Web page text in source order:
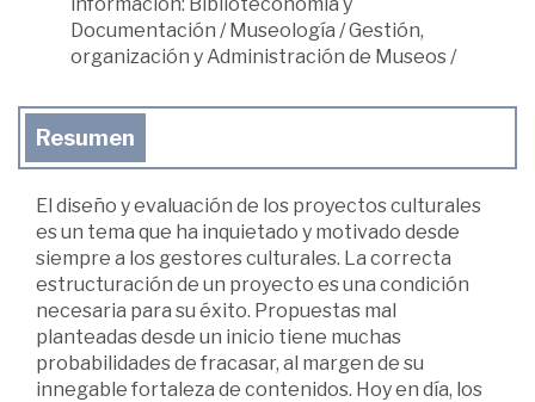
Documentación /Museología /Gestión,
organización y Administración de Museos /
Resumen
El diseño y evaluación de los proyectos culturales
es un tema que ha inquietado y motivado desde
siempre a los gestores culturales. La correcta
estructuración de un proyecto es una condición
necesaria para su éxito. Propuestas mal
planteadas desde un inicio tiene muchas
probabilidades de fracasar, al margen de su
innegable fortaleza de contenidos. Hoy en día, los